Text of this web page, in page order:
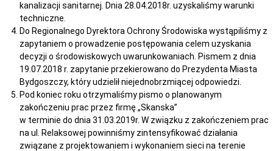
kanalizacji sanitarnej. Dnia 28.04.2018r. uzyskaliśmy warunki
techniczne.
Do Regionalnego Dyrektora Ochrony Środowiska wystąpiliśmy z
zapytaniem o prowadzenie postępowania celem uzyskania
decyzji o środowiskowych uwarunkowaniach. Pismem z dnia
19.07.2018 r. zapytanie przekierowano do Prezydenta Miasta
Bydgoszczy, który udzielił niejednobrzmiącej odpowiedzi.
Pod koniec roku otrzymaliśmy pismo o planowanym
zakończeniu prac przez firmę „Skanska”
w terminie do dnia 31.03.2019r. W związku z zakończeniem prac
na ul. Relaksowej powinniśmy zintensyfikować działania
związane z projektowaniem i wykonaniem sieci na terenie